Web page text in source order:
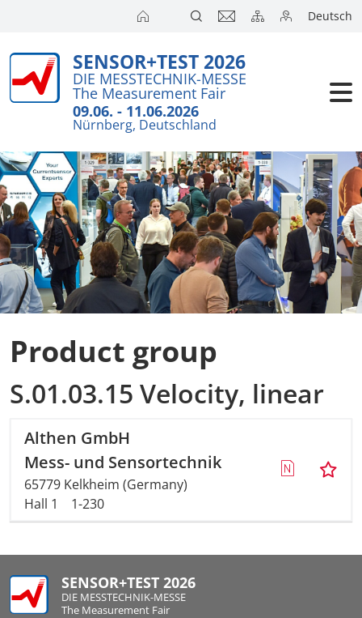
Deutsch
SENSOR+TEST 2026
DIE MESSTECHNIK-MESSE
The Measurement Fair
09.06. - 11.06.2026
Nürnberg, Deutschland
Product group
S.01.03.15 Velocity, linear
Althen GmbH
Mess- und Sensortechnik
65779 Kelkheim (Germany)
Hall 1
1-230
SENSOR+TEST 2026
DIE MESSTECHNIK-MESSE
The Measurement Fair